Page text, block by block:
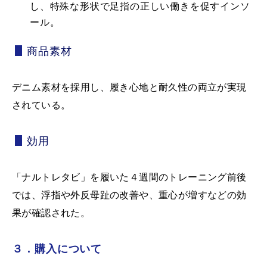
し、特殊な形状で足指の正しい働きを促すインソ
ール。
商品素材
デニム素材を採用し、履き心地と耐久性の両立が実現
されている。
効用
「ナルトレタビ」を履いた４週間のトレーニング前後
では、浮指や外反母趾の改善や、重心が増すなどの効
果が確認された。
３．購入について